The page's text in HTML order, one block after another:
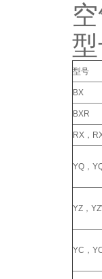
型号
BX
BXR
RX，
YQ，
YZ，
YC，